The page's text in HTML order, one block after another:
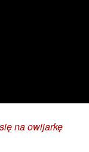
na owijarkę